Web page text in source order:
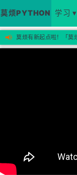
莫烦PYTHON 学习 ▾
📢